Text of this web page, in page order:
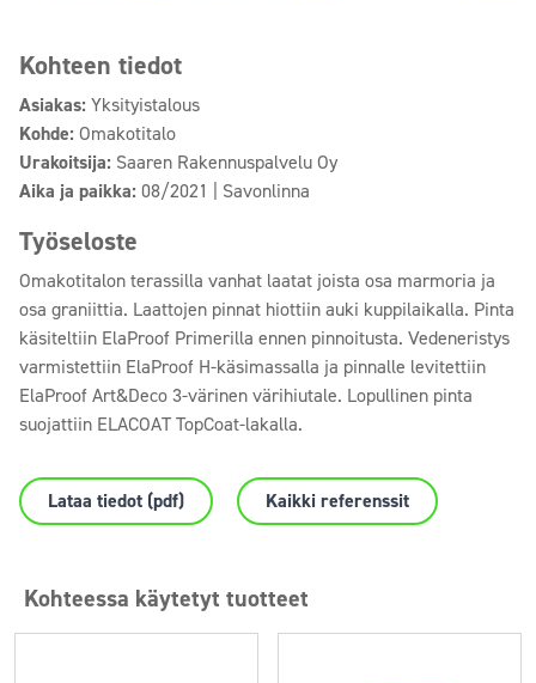
Kohteen tiedot
Asiakas: Yksityistalous
Kohde: Omakotitalo
Urakoitsija: Saaren Rakennuspalvelu Oy
Aika ja paikka: 08/2021 | Savonlinna
Työseloste
Omakotitalon terassilla vanhat laatat joista osa marmoria ja
osa graniittia. Laattojen pinnat hiottiin auki kuppilaikalla. Pinta
käsiteltiin ElaProof Primerilla ennen pinnoitusta. Vedeneristys
varmistettiin ElaProof H-käsimassalla ja pinnalle levitettiin
ElaProof Art&Deco 3-värinen värihiutale. Lopullinen pinta
suojattiin ELACOAT TopCoat-lakalla.
Lataa tiedot (pdf) Kaikki referenssit
Kohteessa käytetyt tuotteet